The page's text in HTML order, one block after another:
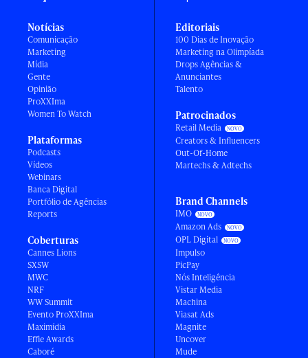
Notícias
Comunicação
Marketing
Mídia
Gente
Opinião
ProXXIma
Women To Watch
Plataformas
Podcasts
Vídeos
Webinars
Banca Digital
Portfólio de Agências
Reports
Coberturas
Cannes Lions
SXSW
MWC
NRF
WW Summit
Evento ProXXIma
Maximídia
Effie Awards
Caboré
Editoriais
100 Dias de Inovação
Marketing na Olimpíada
Drops Agências &
Anunciantes
Talento
Patrocinados
Retail Media
Creators & Influencers
Out-Of-Home
Martechs & Adtechs
Brand Channels
IMO
Amazon Ads
OPL Digital
Impulso
PicPay
Nós Inteligência
Vistar Media
Machina
Viasat Ads
Magnite
Uncover
Mude